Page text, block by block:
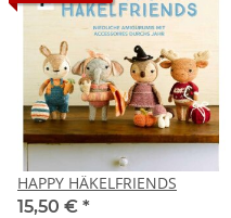
HAPPY HÄKELFRIENDS
15,50 € *